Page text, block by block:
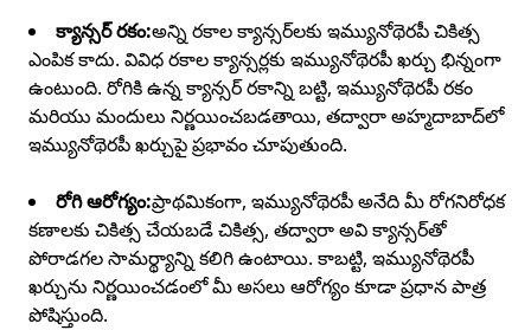
క్యాన్సర్ రకం:అన్ని రకాల క్యాన్సర్‌లకు ఇమ్యునోథెరపీ చికిత్స
ఎంపిక కాదు. వివిధ రకాల క్యాన్సర్లకు ఇమ్యునోథెరపీ ఖర్చు భిన్నంగా
ఉంటుంది. రోగికి ఉన్న క్యాన్సర్ రకాన్ని బట్టి, ఇమ్యునోథెరపీ రకం
మరియు మందులు నిర్ణయించబడతాయి, తద్వారా అహ్మదాబాద్‌లో
ఇమ్యునోథెరపీ ఖర్చుపై ప్రభావం చూపుతుంది.
రోగి ఆరోగ్యం:ప్రాథమికంగా, ఇమ్యునోథెరపీ అనేది మీ రోగనిరోధక
కణాలకు చికిత్స చేయబడే చికిత్స, తద్వారా అవి క్యాన్సర్‌తో
పోరాడగల సామర్థ్యాన్ని కలిగి ఉంటాయి. కాబట్టి, ఇమ్యునోథెరపీ
ఖర్చును నిర్ణయించడంలో మీ అసలు ఆరోగ్యం కూడా ప్రధాన పాత్ర
పోషిస్తుంది.